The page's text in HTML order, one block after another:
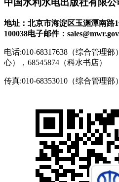
中国水利水电出版社有限公
地址：北京市海淀区玉渊潭南路1
100038电子邮件：
电话:010-68317638（综合管理部
心），68545874（科水书店）
传真:010-68353010（综合管理部）